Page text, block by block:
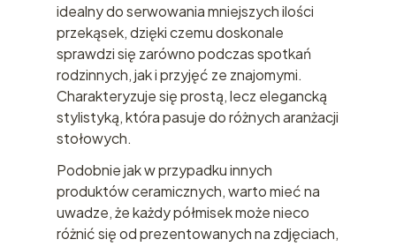
idealny do serwowania mniejszych ilości
przekąsek, dzięki czemu doskonale
sprawdzi się zarówno podczas spotkań
rodzinnych, jak i przyjęć ze znajomymi.
Charakteryzuje się prostą, lecz elegancką
stylistyką, która pasuje do różnych aranżacji
stołowych.
Podobnie jak w przypadku innych
produktów ceramicznych, warto mieć na
uwadze, że każdy półmisek może nieco
różnić się od prezentowanych na zdjęciach,